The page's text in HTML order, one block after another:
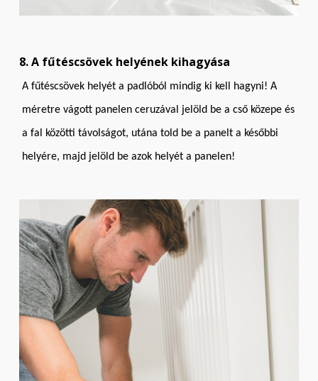
8. A fűtéscsövek helyének kihagyása
A fűtéscsövek helyét a padlóból mindig ki kell hagyni! A
méretre vágott panelen ceruzával jelöld be a cső közepe és
a fal közötti távolságot, utána told be a panelt a későbbi
helyére, majd jelöld be azok helyét a panelen!